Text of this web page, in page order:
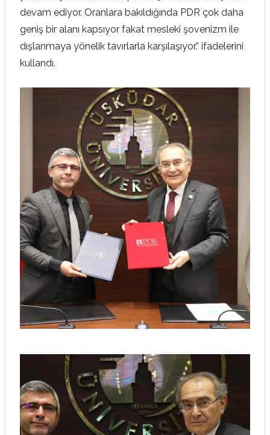
devam ediyor. Oranlara bakıldığında PDR çok daha
geniş bir alanı kapsıyor fakat meslekî şovenizm ile
dışlanmaya yönelik tavırlarla karşılaşıyor.” ifadelerini
kullandı.